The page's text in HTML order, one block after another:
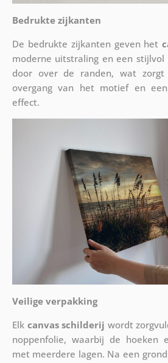
Bedrukte zijkanten
De bedrukte zijkanten geven het
moderne uitstraling en een
door over de randen, wat zorgt
overgang van het motief en
effect.
Veilige verpakking
Elk canvas schilderij wordt
noppenfolie, waarbij de hoeken
met meerdere lagen. Na een